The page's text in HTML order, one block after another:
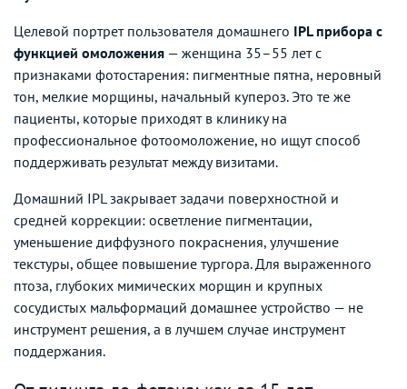
Целевой портрет пользователя домашнего IPL прибора с
функцией омоложения — женщина 35–55 лет с
признаками фотостарения: пигментные пятна, неровный
тон, мелкие морщины, начальный купероз. Это те же
пациенты, которые приходят в клинику на
профессиональное фотоомоложение, но ищут способ
поддерживать результат между визитами.
Домашний IPL закрывает задачи поверхностной и
средней коррекции: осветление пигментации,
уменьшение диффузного покраснения, улучшение
текстуры, общее повышение тургора. Для выраженного
птоза, глубоких мимических морщин и крупных
сосудистых мальформаций домашнее устройство — не
инструмент решения, а в лучшем случае инструмент
поддержания.